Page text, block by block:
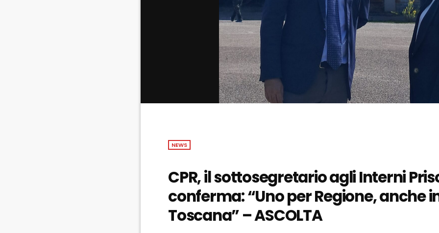
NEWS
CPR, il sottosegretario agli Interni
conferma: “Uno per Regione, anche
Toscana” – ASCOLTA